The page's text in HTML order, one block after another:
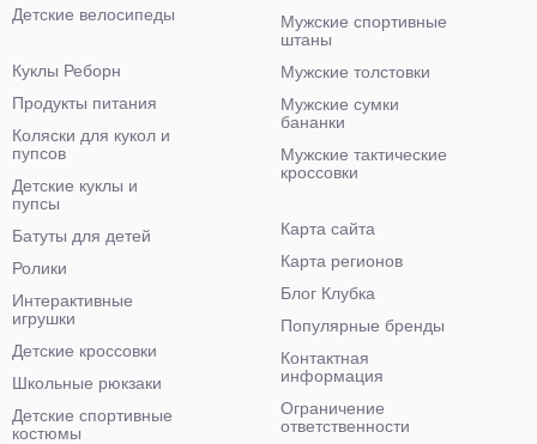
Детские велосипеды
Мужские спортивные
штаны
Мужские толстовки
Мужские сумки
бананки
Мужские тактические
кроссовки
Куклы Реборн
Продукты питания
Коляски для кукол и
пупсов
Детские куклы и
пупсы
Батуты для детей
Ролики
Интерактивные
игрушки
Детские кроссовки
Школьные рюкзаки
Детские спортивные
костюмы
Карта сайта
Карта регионов
Блог Клубка
Популярные бренды
Контактная
информация
Ограничение
ответственности